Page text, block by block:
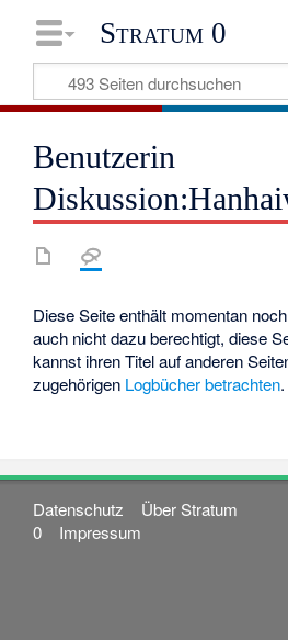
Stratum 0
Benutzerin
Diese Seite enthält momentan
auch nicht dazu berechtigt, diese
kannst ihren Titel auf anderen
zugehörigen Logbücher betrachten.
Datenschutz
Über Stratum
0
Impressum